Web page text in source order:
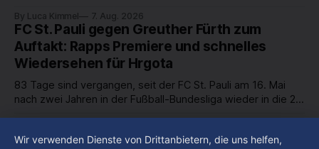
in unserer Stadt an? Fragen, die von Montag bis Freitag LIVE
um 18 Uhr beantwortet werden - auf YouTube und im TV.
By Luca Kimmel 7. Aug. 2026
FC St. Pauli gegen Greuther Fürth zum
Auftakt: Rapps Premiere und schnelles
Wiedersehen für Hrgota
83 Tage sind vergangen, seit der FC St. Pauli am 16. Mai
nach zwei Jahren in der Fußball-Bundesliga wieder in die 2.
haben den Kiezclub verlassen. Dafür kamen in den letzten
Im Gespräch mit Christian Pothe - Heute zu
Wir verwenden Dienste von Drittanbietern, die uns helfen,